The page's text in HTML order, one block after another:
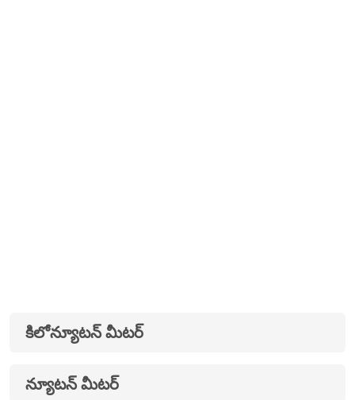
కిలోన్యూటన్ మీటర్
న్యూటన్ మీటర్